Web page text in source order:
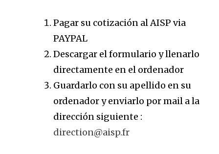
Pagar su cotización al AISP via
PAYPAL
Descargar el formulario y llenarlo
directamente en el ordenador
Guardarlo con su apellido en su
ordenador y enviarlo por mail a la
dirección siguiente :
direction@aisp.fr